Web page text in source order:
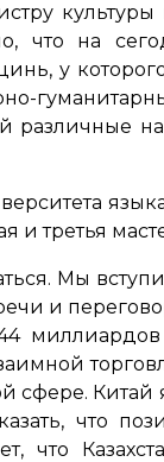
культуры
что на
у
различные
и третья
Мы
и
сфере.
что
что